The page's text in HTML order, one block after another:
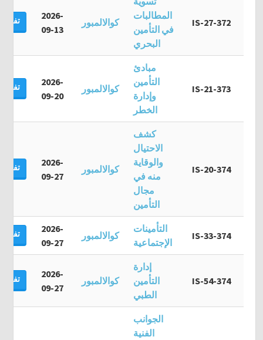
IS-27-372
المطالبات
في التأمين
البحري
كوالالمبور
2026-
09-13
IS-21-373
مبادئ
التأمين
وإدارة
الخطر
كوالالمبور
2026-
09-20
IS-20-374
كشف
الاحتيال
والوقاية
منه في
مجال
التأمين
كوالالمبور
2026-
09-27
IS-33-374
التأمينات
الإجتماعية
كوالالمبور
2026-
09-27
IS-54-374
إدارة
التأمين
الطبي
كوالالمبور
2026-
09-27
الجوانب
الفنية